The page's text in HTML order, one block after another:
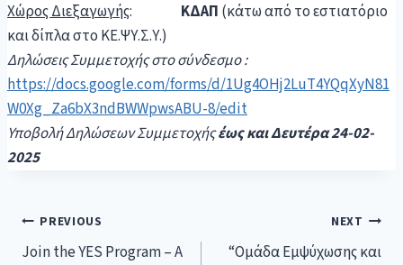
Χώρος Διεξαγωγής: ΚΔΑΠ (κάτω από το εστιατόριο
και δίπλα στο ΚΕ.ΨΥ.Σ.Υ.)
Δηλώσεις Συμμετοχής στο σύνδεσμο :
https://docs.google.com/forms/d/1Ug4OHj2LuT4YQqXyN81
W0Xg_Za6bX3ndBWWpwsABU-8/edit
Υποβολή Δηλώσεων Συμμετοχήςέως και Δευτέρα 24-02-
2025
PREVIOUS
Join the YES Program – A
NEXT
“Ομάδα Εμψύχωσης και